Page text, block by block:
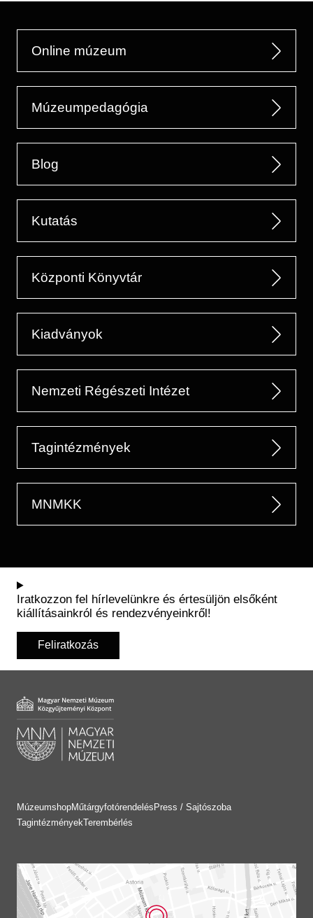
Online múzeum
Múzeumpedagógia
Blog
Kutatás
Központi Könyvtár
Kiadványok
Nemzeti Régészeti Intézet
Tagintézmények
MNMKK
Iratkozzon fel hírlevelünkre és értesüljön elsőként
kiállításainkról és rendezvényeinkről!
Feliratkozás
MúzeumshopMűtárgyfotórendelés Press / Sajtószoba
TagintézményekTerembérlés